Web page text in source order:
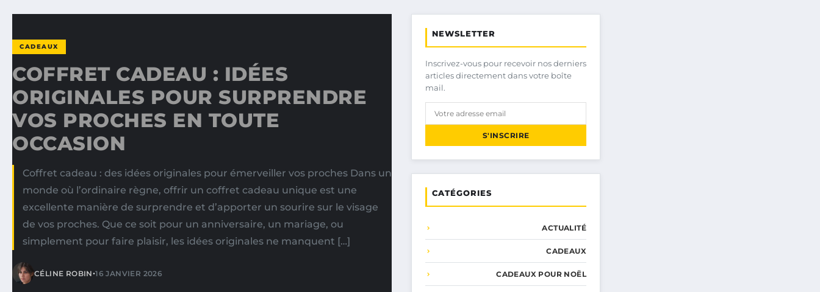
CADEAUX
COFFRET CADEAU : IDÉES
ORIGINALES POUR SURPRENDRE
VOS PROCHES EN TOUTE
OCCASION
Coffret cadeau : des idées originales pour émerveiller vos proches Dans un
monde où l’ordinaire règne, offrir un coffret cadeau unique est une
excellente manière de surprendre et d’apporter un sourire sur le visage
de vos proches. Que ce soit pour un anniversaire, un mariage, ou
simplement pour faire plaisir, les idées originales ne manquent […]
CÉLINE ROBIN•16 JANVIER 2026
NEWSLETTER
Inscrivez-vous pour recevoir nos derniers
articles directement dans votre boîte
mail.
S'INSCRIRE
CATÉGORIES
ACTUALITÉ
CADEAUX
CADEAUX POUR NOËL